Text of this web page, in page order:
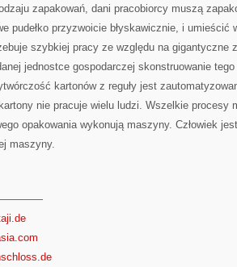
zapakowań, dani pracobiorcy muszą
pudełko przyzwoicie błyskawicznie, i umieścić
szybkiej pracy ze względu na gigantyczne
jednostce gospodarczej skonstruowanie
kartonów z reguły jest
nie pracuje wielu ludzi. Wszelkie procesy
opakowania wykonują maszyny. Człowiek
maszyny.